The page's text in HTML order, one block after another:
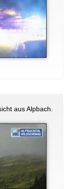
aus Alpbach.